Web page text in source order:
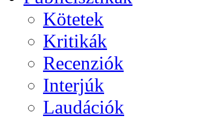
Kötetek
Kritikák
Recenziók
Interjúk
Laudációk